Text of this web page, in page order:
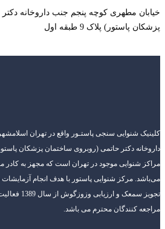
خیابان مطهری کوچه پنجم جنب داروخانه
پزشکان پاستور) پلاک 9 طبقه اول
کلینیک شنوایی سنجی پاستـور واقع در تهران
مراکز شنوایی موجود در تهران است که مجهز به کادر
می‌باشد. مرکز شنوایی پاستور با هدف انجام
تجویز سمعک
مراجعه کنندگان محترم می باشد.